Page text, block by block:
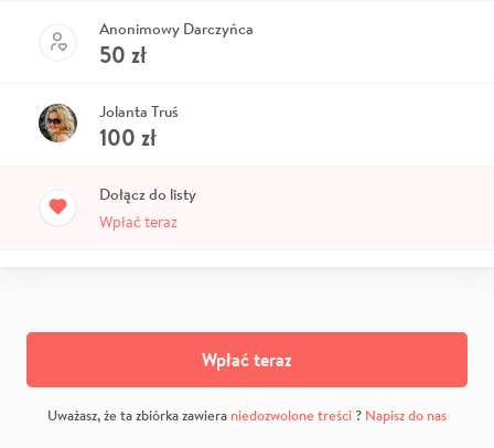
Anonimowy Darczyńca
50 zł
Jolanta Truś
100 zł
Dołącz do listy
Wpłać teraz
Wpłać teraz
Uważasz, że ta zbiórka zawiera niedozwolone treści? Napisz do nas